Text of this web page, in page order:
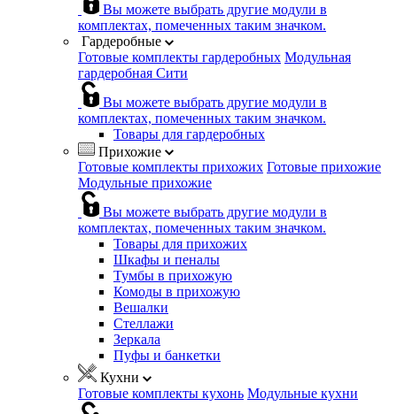
Вы можете выбрать другие модули в
комплектах, помеченных таким значком.
Гардеробные
Готовые комплекты гардеробных Модульная
гардеробная Сити
Вы можете выбрать другие модули в
комплектах, помеченных таким значком.
Товары для гардеробных
Прихожие
Готовые комплекты прихожих Готовые прихожие
Модульные прихожие
Вы можете выбрать другие модули в
комплектах, помеченных таким значком.
Товары для прихожих
Шкафы и пеналы
Тумбы в прихожую
Комоды в прихожую
Вешалки
Стеллажи
Зеркала
Пуфы и банкетки
Кухни
Готовые комплекты кухонь Модульные кухни